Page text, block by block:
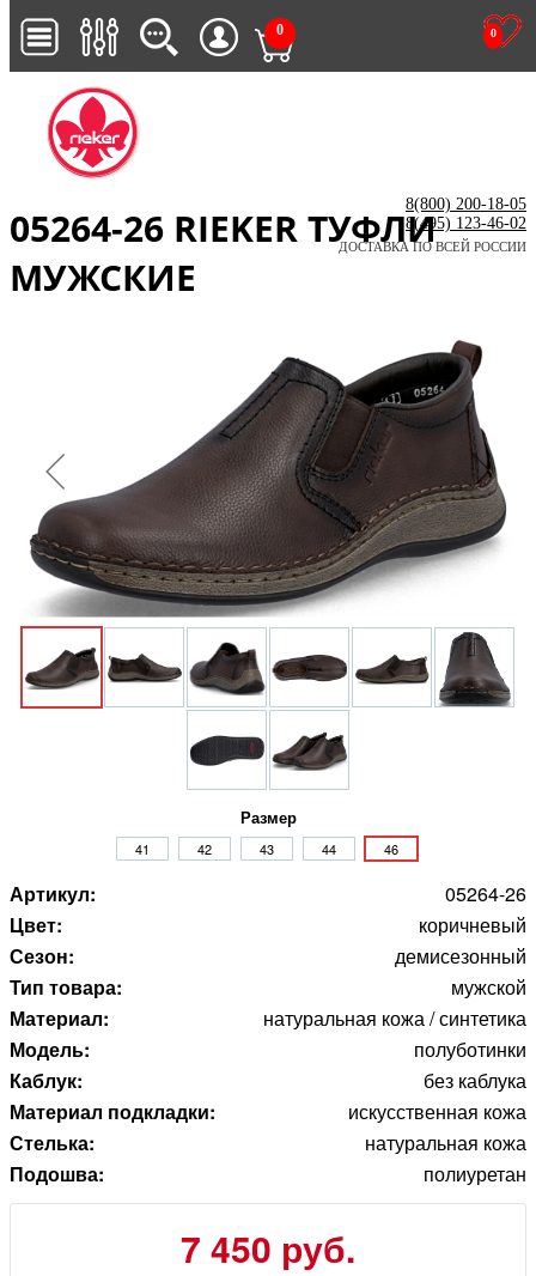
0
0
8(800) 200-18-05
8(495) 123-46-02
ДОСТАВКА ПО ВСЕЙ РОССИИ
05264-26 RIEKER ТУФЛИ
МУЖСКИЕ
Размер
41 42 43 44 46
Артикул:
05264-26
Цвет:
коричневый
Сезон:
демисезонный
Тип товара:
мужской
Материал:
натуральная кожа / синтетика
Модель:
полуботинки
Каблук:
без каблука
Материал подкладки:
искусственная кожа
Стелька:
натуральная кожа
Подошва:
полиуретан
7 450 руб.